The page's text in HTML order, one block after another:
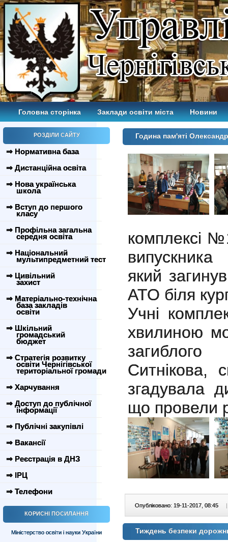
Головна сторінка Заклади освіти міста Новини
РОЗДІЛИ САЙТУ
⇒ Нормативна база
⇒ Дистанційна освіта
⇒ Нова українська
школа
⇒ Вступ до першого
класу
⇒ Профільна загальна
середня освіта
⇒ Національний
мультипредметний тест
⇒ Цивільний
захист
⇒ Матеріально-технічна
база закладів
освіти
⇒ Шкільний
громадський
бюджет
⇒ Стратегія розвитку
освіти Чернігівської
територіальної громади
⇒ Харчування
⇒ Доступ до публічної
інформації
⇒ Публічні закупівлі
⇒ Вакансії
⇒ Реєстрація в ДНЗ
⇒ ІРЦ
⇒ Телефони
КОРИСНІ ПОСИЛАННЯ
Міністерство освіти і науки України
Година пам'яті
комплексі
який
АТО біля
Учні
хвилиною
Ситнікова,
згадувала
що провели
Опубліковано: 19-11-2017, 08:45 |
Тиждень безпеки